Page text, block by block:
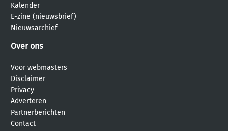
Kalender
E-zine (nieuwsbrief)
Nieuwsarchief
Over ons
Voor webmasters
Disclaimer
Privacy
Adverteren
Partnerberichten
Contact